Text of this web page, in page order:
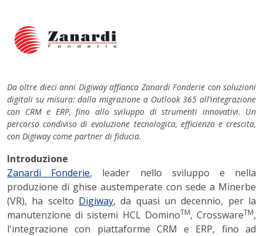
Da oltre dieci anni Digiway affianca Zanardi Fonderie con soluzioni
digitali su misura: dalla migrazione a Outlook 365 all’integrazione
con CRM e ERP, fino allo sviluppo di strumenti innovativi. Un
percorso condiviso di evoluzione tecnologica, efficienza e crescita,
con Digiway come partner di fiducia.
Introduzione
Zanardi Fonderie, leader nello sviluppo e nella
produzione di ghise austemperate con sede a Minerbe
(VR), ha scelto Digiway, da quasi un decennio, per la
manutenzione di sistemi HCL DominoTM, CrosswareTM,
l'integrazione con piattaforme CRM e ERP, fino ad